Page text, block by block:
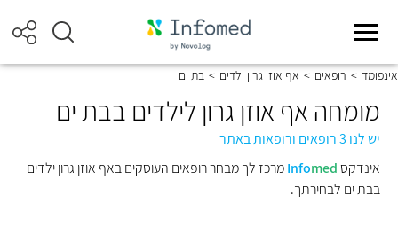
אינפומד > רופאים > אף אוזן גרון ילדים > בת ים
מומחה אף אוזן גרון לילדים בבת ים
יש לנו 3 רופאים ורופאות באתר
אינדקס
Infomed
מרכז לך מבחר רופאים העוסקים באף אוזן גרון ילדים
בבת ים לבחירתך.